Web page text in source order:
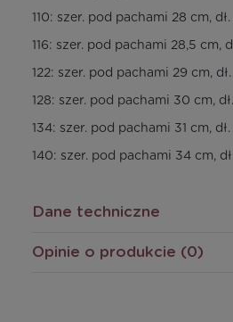
110: szer. pod pachami 28 cm, dł.
116: szer. pod pachami 28,5 cm,
122: szer. pod pachami 29 cm,
128: szer. pod pachami 30 cm,
134: szer. pod pachami 31 cm, dł.
140: szer. pod pachami 34 cm,
Dane techniczne
Opinie o produkcie (0)